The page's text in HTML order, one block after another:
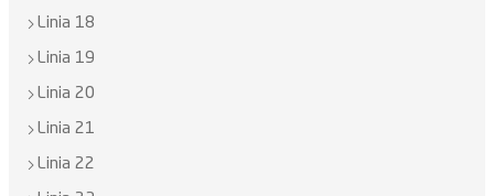
Linia 18
Linia 19
Linia 20
Linia 21
Linia 22